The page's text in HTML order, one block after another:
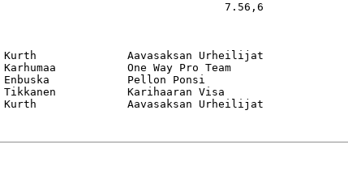
7.56,6
Aavasaksan Urheilijat
One Way Pro Team
Pellon Ponsi
Karihaaran Visa